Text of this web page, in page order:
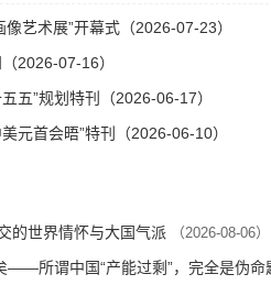
艺术展”开幕式（2026-07-23）
2026-07-16）
五”规划特刊（2026-06-17）
元首会晤”特刊（2026-06-10）
的世界情怀与大国气派 （2026-08-06）
——所谓中国“产能过剩”，完全是伪